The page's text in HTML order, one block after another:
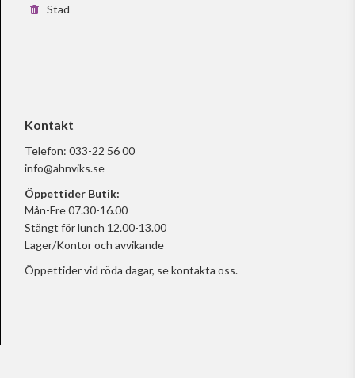
Städ
Kontakt
Telefon: 033-22 56 00
info@ahnviks.se
Öppettider Butik:
Mån-Fre 07.30-16.00
Stängt för lunch 12.00-13.00
Lager/Kontor och avvikande
Öppettider vid röda dagar, sekontakta oss.